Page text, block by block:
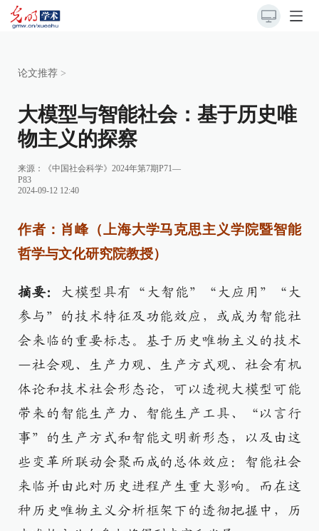
论文推荐 >
大模型与智能社会：基于历史唯
物主义的探察
来源：
《中国社会科学》2024年第7期P71—
P83
2024-09-12 12:40
作者：肖峰（上海大学马克思主义学院暨智能
哲学与文化研究院教授）
摘要：
大模型具有“大智能”“大应用”“大
参与”的技术特征及功能效应，或成为智能社
会来临的重要标志。基于历史唯物主义的技术
—社会观、生产力观、生产方式观、社会有机
体论和技术社会形态论，可以透视大模型可能
带来的智能生产力、智能生产工具、“以言行
事”的生产方式和智能文明新形态，以及由这
些变革所联动会聚而成的总体效应：智能社会
来临并由此对历史进程产生重大影响。而在这
种历史唯物主义分析框架下的透彻把握中，历